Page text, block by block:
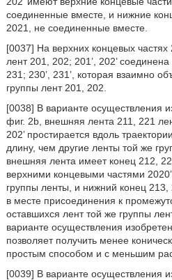
соединенные вместе, и нижние
2021, не соединенные вместе.
[0037] На верхних концевых
лент 201, 202; 201’, 202’
231; 230’, 231’, которая взаимно
группы лент 201, 202.
[0038] В варианте осуществления
фиг. 2b, внешняя лента 211, 221
202’ простирается вдоль
длину, чем другие ленты той же
внешняя лента имеет конец 212,
верхними концевыми частями
группы ленты, и нижний конец
в месте присоединения к
оставшихся лент той же группы
варианте осуществления
позволяет получить менее
простым способом и с меньшим
[0039] В варианте осуществления